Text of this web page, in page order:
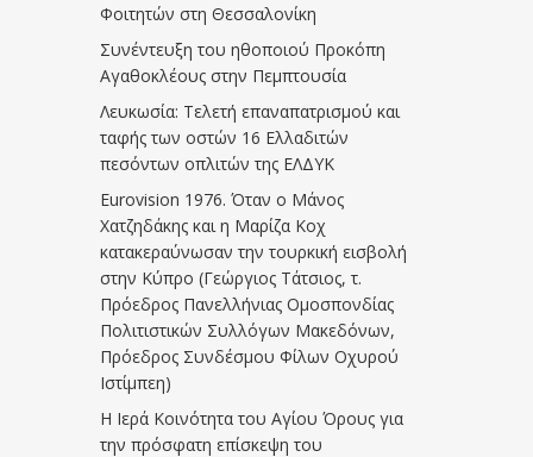
Φοιτητών στη Θεσσαλονίκη
Συνέντευξη του ηθοποιού Προκόπη
Αγαθοκλέους στην Πεμπτουσία
Λευκωσία: Τελετή επαναπατρισμού και
ταφής των οστών 16 Ελλαδιτών
πεσόντων οπλιτών της ΕΛΔΥΚ
Eurovision 1976. Όταν ο Μάνος
Χατζηδάκης και η Μαρίζα Κοχ
κατακεραύνωσαν την τουρκική εισβολή
στην Κύπρο (Γεώργιος Τάτσιος, τ.
Πρόεδρος Πανελλήνιας Ομοσπονδίας
Πολιτιστικών Συλλόγων Μακεδόνων,
Πρόεδρος Συνδέσμου Φίλων Οχυρού
Ιστίμπεη)
Η Ιερά Κοινότητα του Αγίου Όρους για
την πρόσφατη επίσκεψη του